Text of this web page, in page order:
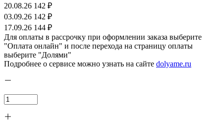
20.08.26 142 ₽
03.09.26 142 ₽
17.09.26 144 ₽
Для оплаты в рассрочку при оформлении заказа выберите
"Оплата онлайн" и после перехода на страницу оплаты
выберите "Долями"
Подробнее о сервисе можно узнать на сайте dolyame.ru